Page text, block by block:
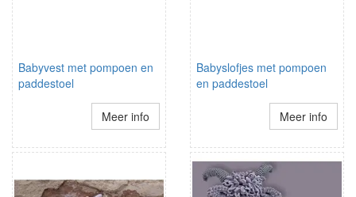
Babyvest met pompoen en
paddestoel
Meer info
Babyslofjes met pompoen
en paddestoel
Meer info